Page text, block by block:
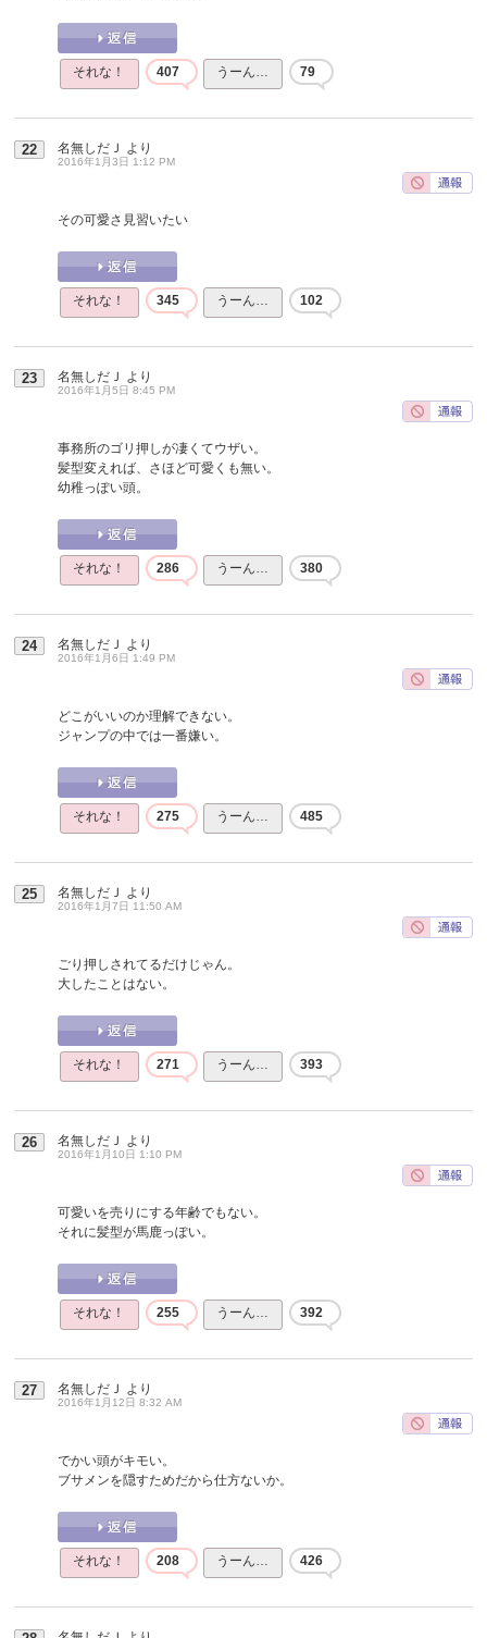
それな！ 407 うーん… 79
22 名無しだＪ より
2016年1月3日 1:12 PM
その可愛さ見習いたい
それな！ 345 うーん… 102
23 名無しだＪ より
2016年1月5日 8:45 PM
事務所のゴリ押しが凄くてウザい。
髪型変えれば、さほど可愛くも無い。
幼稚っぽい頭。
それな！ 286 うーん… 380
24 名無しだＪ より
2016年1月6日 1:49 PM
どこがいいのか理解できない。
ジャンプの中では一番嫌い。
それな！ 275 うーん… 485
25 名無しだＪ より
2016年1月7日 11:50 AM
ごり押しされてるだけじゃん。
大したことはない。
それな！ 271 うーん… 393
26 名無しだＪ より
2016年1月10日 1:10 PM
可愛いを売りにする年齢でもない。
それに髪型が馬鹿っぽい。
それな！ 255 うーん… 392
27 名無しだＪ より
2016年1月12日 8:32 AM
でかい頭がキモい。
ブサメンを隠すためだから仕方ないか。
それな！ 208 うーん… 426